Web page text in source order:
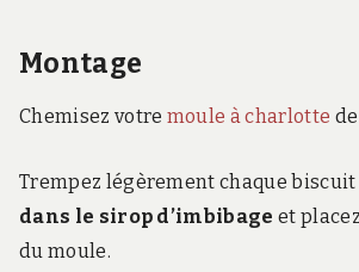
Montage
Chemisez votre moule à charlotte
Trempez légèrement chaque
dans le sirop d’imbibage et
du moule.